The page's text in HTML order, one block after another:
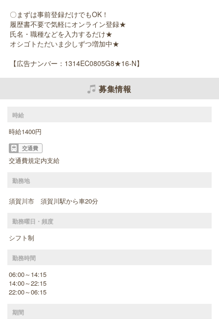
〇まずは事前登録だけでもOK！
履歴書不要で気軽にオンライン登録★
氏名・職種などを入力するだけ★
オシゴトただいま少しずつ増加中★
【広告ナンバー：1314EC0805G8★16-N】
募集情報
時給
時給1400円
交通費
交通費規定内支給
勤務地
須賀川市 須賀川駅から車20分
勤務曜日・頻度
シフト制
勤務時間
06:00～14:15
14:00～22:15
22:00～06:15
期間